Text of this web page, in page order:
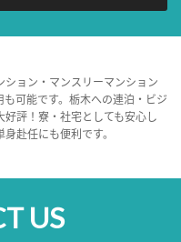
ョン・マンスリーマンション
可能です。栃木への連泊・ビジ
評！寮・社宅としても安心し
赴任にも便利です。
US